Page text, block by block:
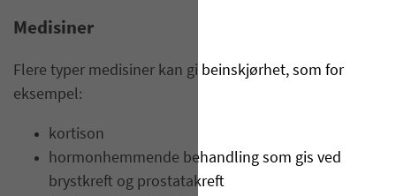
Medisiner
Flere typer medisiner kan gi beinskjørhet, som for
eksempel:
kortison
hormonhemmende behandling som gis ved
brystkreft og prostatakreft